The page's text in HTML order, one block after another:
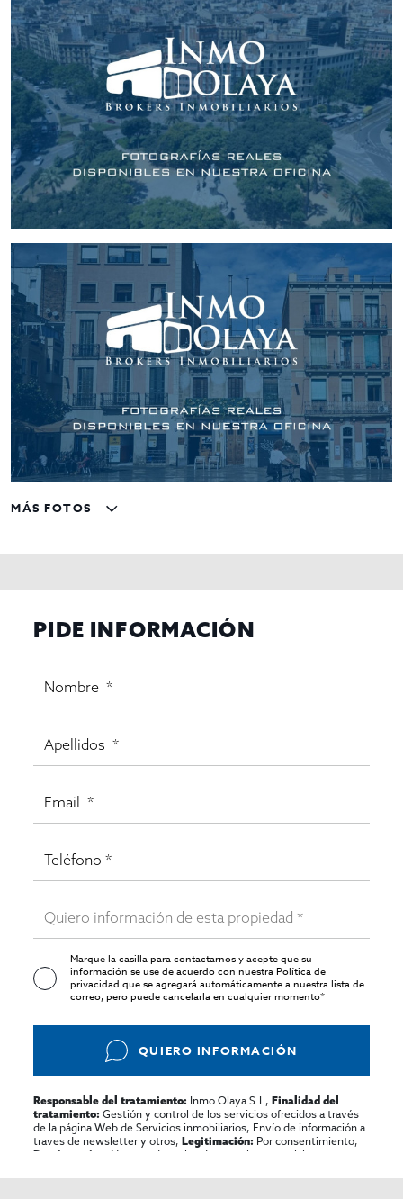
MÁS FOTOS
PIDE INFORMACIÓN
Marque la casilla para contactarnos y acepte que su
información se use de acuerdo con nuestraPolítica de
privacidadque se agregará automáticamente a nuestra lista de
correo, pero puede cancelarla en cualquier momento*
QUIERO INFORMACIÓN
Responsable del tratamiento: Inmo Olaya S.L,Finalidad del
tratamiento: Gestión y control de los servicios ofrecidos a través
de la página Web de Servicios inmobiliarios, Envío de información a
traves de newsletter y otros,Legitimación: Por consentimiento,
Destinatarios:
No se cederan los datos, salvo para elaborar
rectificar y suprimir los datos, solicitar la portabilidad de los